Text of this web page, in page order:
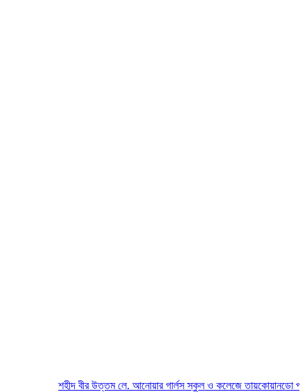
শহীদ বীর উত্তম লে. আনোয়ার গার্লস স্কুল ও কলেজে তায়কোয়ানডো